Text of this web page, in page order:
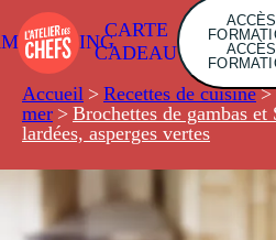
CARTE
CADEAU
ACCÈS
ACCÈS
Accueil > Recettes de cuisine >
mer > Brochettes de gambas et
lardées, asperges vertes